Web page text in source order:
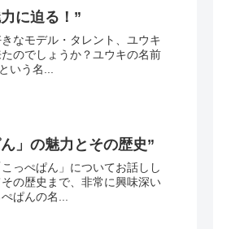
に迫る！”
なモデル・タレント、ユウキ
のでしょうか？ユウキの名前
いう名...
」の魅力とその歴史”
っぺぱん」についてお話しし
の歴史まで、非常に興味深い
ぱんの名...